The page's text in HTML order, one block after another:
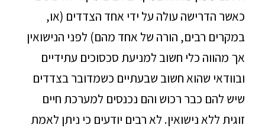
כאשר הדרישה עולה על ידי אחד הצדדים (או,
במקרים רבים, הורה של אחד מהם) לפני הנישואין
אך מהווה כלי חשוב למניעת סכסוכים עתידיים
ובוודאי שהוא חשוב שבעתיים כשמדובר בצדדים
שיש להם כבר רכוש והם נכנסים למערכת חיים
זוגית ללא נישואין. לא רבים יודעים כי ניתן לאמת